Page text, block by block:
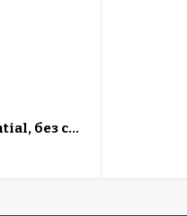
Myprotein, BCAA 2-1-1 Essential, без смаку, 250г